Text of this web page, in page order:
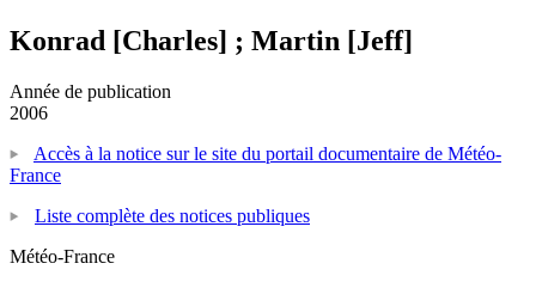
Konrad [Charles] ; Martin [Jeff]
Année de publication
2006
Accès à la notice sur le site du portail documentaire de Météo-
France
Liste complète des notices publiques
Météo-France